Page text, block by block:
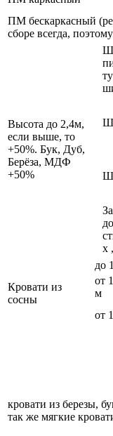
ПМ бескаркасный
сборе всегда,
Высота до 2,4м,
если выше, то
+50%. Бук, Дуб,
Берёза, МДФ
+50%
х
Кровати из
сосны
до
от
м
от
кровати из березы,
так же мягкие